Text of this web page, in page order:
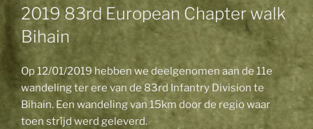
ON
2019 83rd European Chapter walk
Bihain
Op 12/01/2019 hebben we deelgenomen aan de 11e
wandeling ter ere van de 83rd Infantry Division te
Bihain. Een wandeling van 15km door de regio waar
toen strijd werd geleverd.